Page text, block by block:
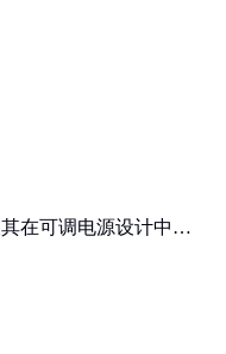
在可调电源设计中的